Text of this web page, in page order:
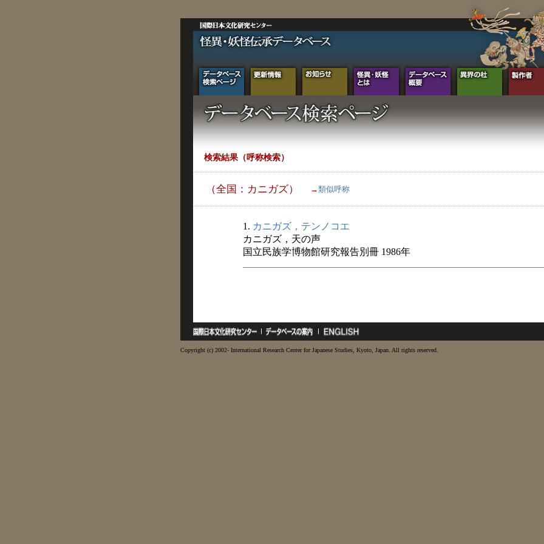
検索結果（呼称検索）
（全国：カニガズ） →類似呼称
1. カニガズ，テンノコエ
カニガズ，天の声
国立民族学博物館研究報告別冊 1986年
Copyright (c) 2002- International Research Center for Japanese Studies, Kyoto, Japan. All rights reserved.